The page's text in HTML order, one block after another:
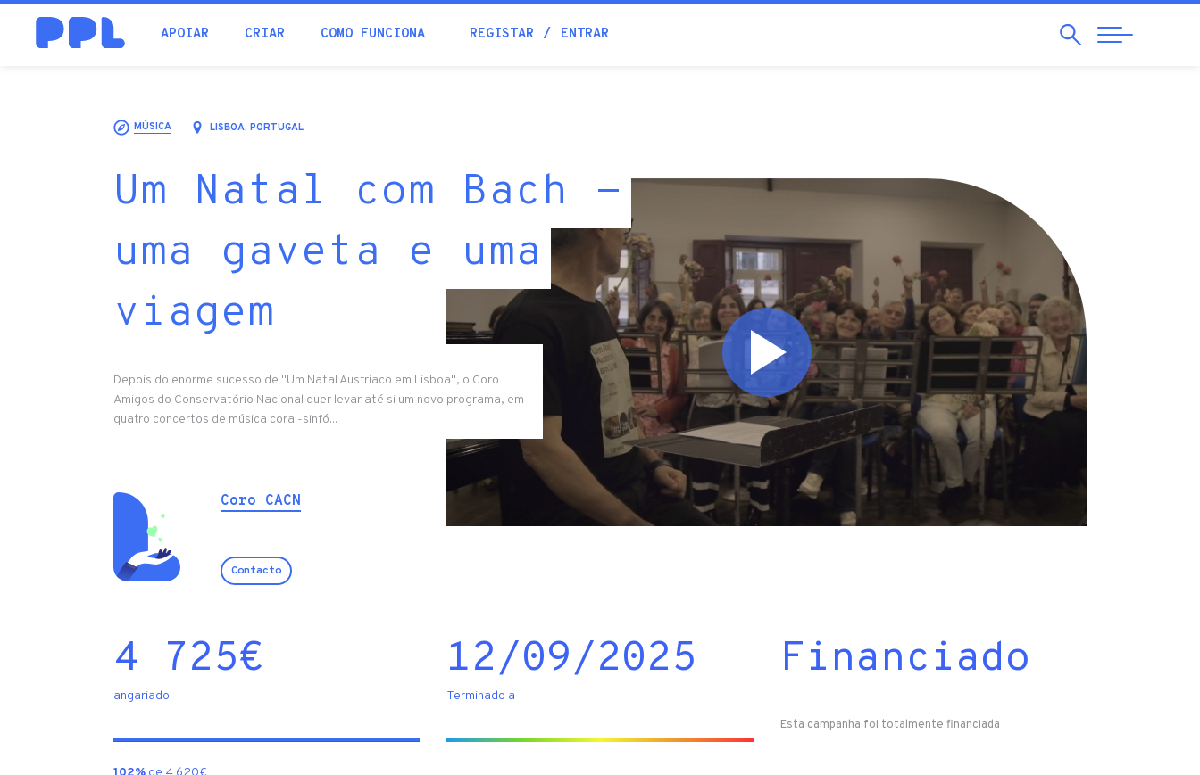
APOIAR CRIAR COMO FUNCIONA REGISTAR ENTRAR Pesquisar
Abrir
Navegação
procura
MÚSICA LISBOA, PORTUGAL
Um Natal com Bach -
uma gaveta e uma
viagem
Depois do enorme sucesso de "Um Natal Austríaco em Lisboa", o Coro
Amigos do Conservatório Nacional quer levar até si um novo programa, em
quatro concertos de música coral-sinfó...
Coro CACN
Contacto
4 725€
angariado
12/09/2025
Terminado a
Financiado
Esta campanha foi totalmente financiada